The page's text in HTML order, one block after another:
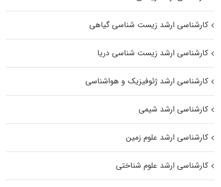
کارشناسی ارشد زیست‌ شناسی گیاهی
کارشناسی ارشد زیست‌ شناسی دریا
کارشناسی ارشد ژئوفیزیک و هواشناسی
کارشناسی ارشد شیمی
کارشناسی ارشد علوم زمین
کارشناسی ارشد علوم شناختی